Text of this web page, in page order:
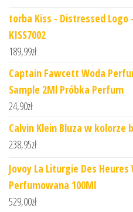
torba Kiss - Distressed Logo -
KISS7002
189,99zł
Captain Fawcett Woda
Sample 2Ml Próbka Perfum
24,90zł
Calvin Klein Bluza w kolorze
238,95zł
Jovoy La Liturgie Des Heures
Perfumowana 100Ml
529,00zł